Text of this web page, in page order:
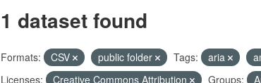
1 dataset found
Formats: CSV public folder Tags: aria
Licenses:
Creative Commons Attribution Groups: